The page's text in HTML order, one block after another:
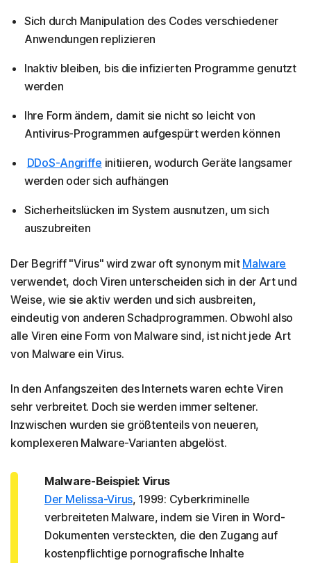
Sich durch Manipulation des Codes verschiedener
Anwendungen replizieren
Inaktiv bleiben, bis die infizierten Programme genutzt
werden
Ihre Form ändern, damit sie nicht so leicht von
Antivirus-Programmen aufgespürt werden können
DDoS-Angriffe initiieren, wodurch Geräte langsamer
werden oder sich aufhängen
Sicherheitslücken im System ausnutzen, um sich
auszubreiten
Der Begriff "Virus" wird zwar oft synonym mit Malware
verwendet, doch Viren unterscheiden sich in der Art und
Weise, wie sie aktiv werden und sich ausbreiten,
eindeutig von anderen Schadprogrammen. Obwohl also
alle Viren eine Form von Malware sind, ist nicht jede Art
von Malware ein Virus.
In den Anfangszeiten des Internets waren echte Viren
sehr verbreitet. Doch sie werden immer seltener.
Inzwischen wurden sie größtenteils von neueren,
komplexeren Malware-Varianten abgelöst.
Malware-Beispiel: Virus
Der Melissa-Virus, 1999: Cyberkriminelle
verbreiteten Malware, indem sie Viren in Word-
Dokumenten versteckten, die den Zugang auf
kostenpflichtige pornografische Inhalte